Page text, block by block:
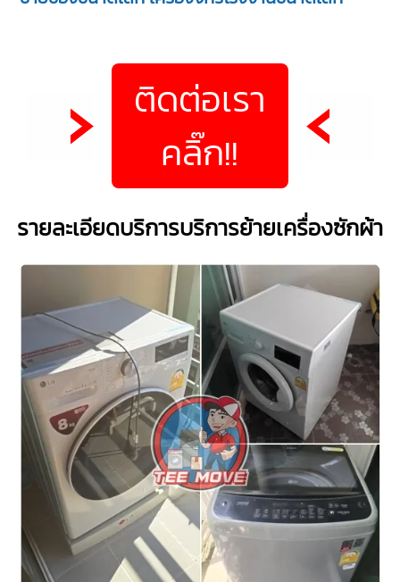
ติดต่อเรา
คลิ๊ก!!
รายละเอียดบริการบริการย้ายเครื่องซักผ้า